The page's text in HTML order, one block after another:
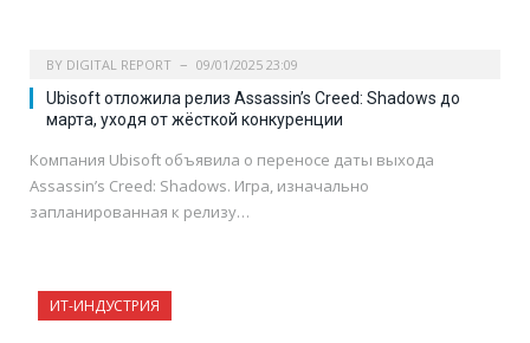
BY DIGITAL REPORT 09/01/2025 23:09
Ubisoft отложила релиз Assassin’s Creed: Shadows до
марта, уходя от жёсткой конкуренции
Компания Ubisoft объявила о переносе даты выхода
Assassin’s Creed: Shadows. Игра, изначально
запланированная к релизу…
ИТ-ИНДУСТРИЯ